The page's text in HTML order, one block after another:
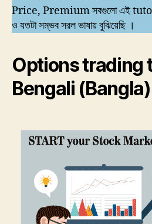
Price, Premium সবগুলো এই
ও যতটা সম্ভব সরল ভাষায় বুঝিয়েছি ।
Options trading
Bengali (Bangla)